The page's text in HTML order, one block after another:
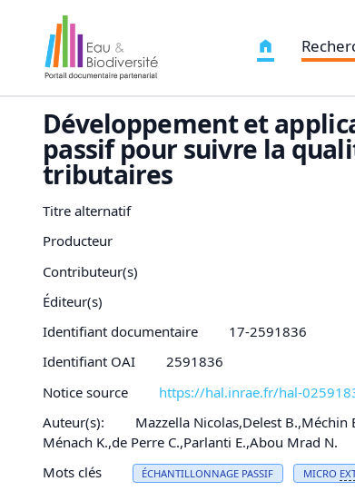
Développement et
passif pour suivre la
tributaires
Titre alternatif
Producteur
Contributeur(s)
Éditeur(s)
Identifiant documentaire
17-2591836
Identifiant OAI
2591836
Notice source
https://hal.inrae.fr/hal-
Auteur(s):
Mazzella Nicolas,Delest B.,Méchin
Ménach K.,de Perre C.,Parlanti E.,Abou Mrad N.
Mots clés
ÉCHANTILLONNAGE PASSIF MICRO